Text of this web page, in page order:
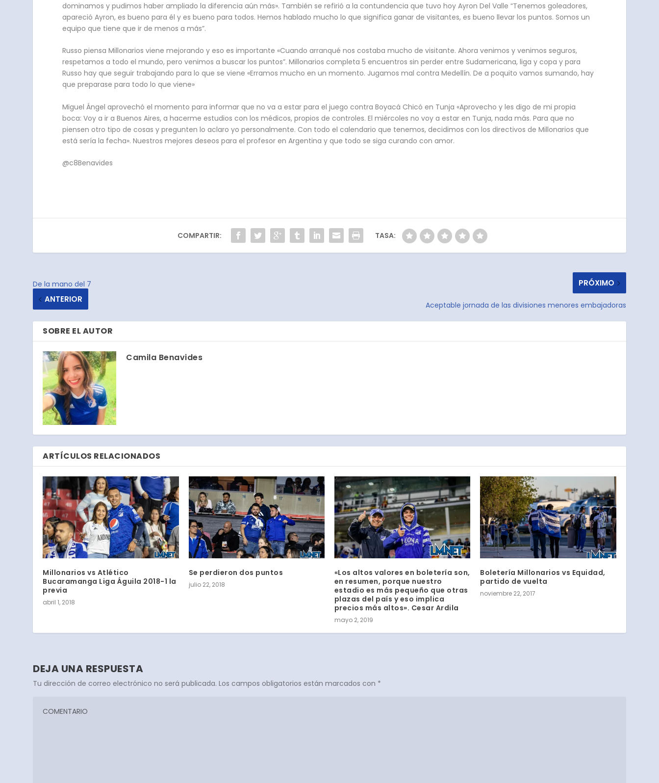
dominamos y pudimos haber ampliado la diferencia aún más». También se refirió a la contundencia que tuvo hoy Ayron Del Valle “Tenemos goleadores,
apareció Ayron, es bueno para él y es bueno para todos. Hemos hablado mucho lo que significa ganar de visitantes, es bueno llevar los puntos. Somos un
equipo que tiene que ir de menos a más”.
Russo piensa Millonarios viene mejorando y eso es importante «Cuando arranqué nos costaba mucho de visitante. Ahora venimos y venimos seguros,
respetamos a todo el mundo, pero venimos a buscar los puntos”. Millonarios completa 5 encuentros sin perder entre Sudamericana, liga y copa y para
Russo hay que seguir trabajando para lo que se viene «Erramos mucho en un momento. Jugamos mal contra Medellín. De a poquito vamos sumando, hay
que preparase para todo lo que viene»
Miguel Ángel aprovechó el momento para informar que no va a estar para el juego contra Boyacá Chicó en Tunja «Aprovecho y les digo de mi propia
boca: Voy a ir a Buenos Aires, a hacerme estudios con los médicos, propios de controles. El miércoles no voy a estar en Tunja, nada más. Para que no
piensen otro tipo de cosas y pregunten lo aclaro yo personalmente. Con todo el calendario que tenemos, decidimos con los directivos de Millonarios que
está sería la fecha». Nuestros mejores deseos para el profesor en Argentina y que todo se siga curando con amor.
@c8Benavides
COMPARTIR: TASA:
De la mano del 7
ANTERIOR
PRÓXIMO
Aceptable jornada de las divisiones menores embajadoras
SOBRE EL AUTOR
Camila Benavides
ARTÍCULOS RELACIONADOS
Millonarios vs Atlético
Bucaramanga Liga Águila 2018-1 la
previa
abril 1, 2018
Se perdieron dos puntos
julio 22, 2018
«Los altos valores en boletería son,
en resumen, porque nuestro
estadio es más pequeño que otras
plazas del país y eso implica
precios más altos». Cesar Ardila
mayo 2, 2019
Boletería Millonarios vs Equidad,
partido de vuelta
noviembre 22, 2017
DEJA UNA RESPUESTA
Tu dirección de correo electrónico no será publicada. Los campos obligatorios están marcados con *